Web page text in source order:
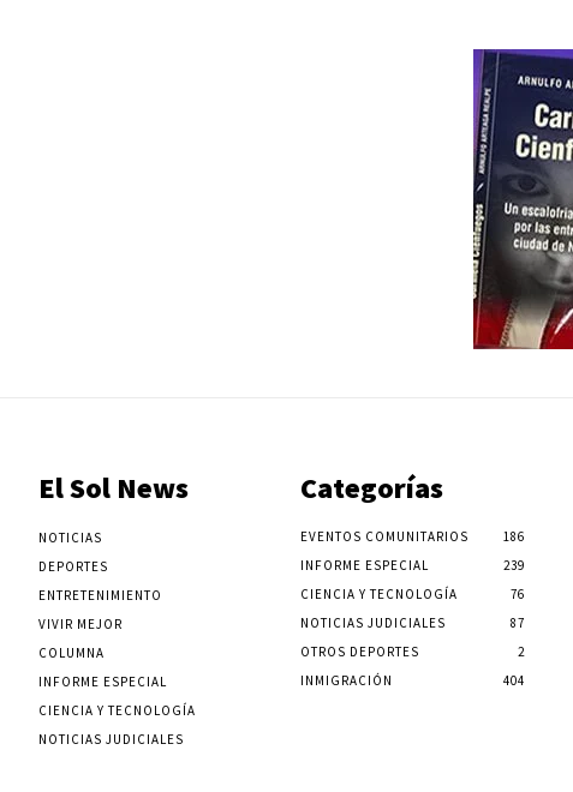
El Sol News
NOTICIAS
DEPORTES
ENTRETENIMIENTO
VIVIR MEJOR
COLUMNA
INFORME ESPECIAL
CIENCIA Y TECNOLOGÍA
NOTICIAS JUDICIALES
Categorías
EVENTOS COMUNITARIOS
186
INFORME ESPECIAL
239
CIENCIA Y TECNOLOGÍA
76
NOTICIAS JUDICIALES
87
OTROS DEPORTES
2
INMIGRACIÓN
404